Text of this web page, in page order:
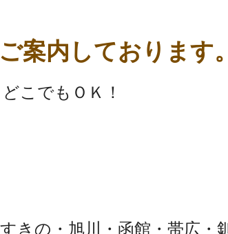
案内しております
こでもＯＫ！
きの・旭川・函館・帯広・